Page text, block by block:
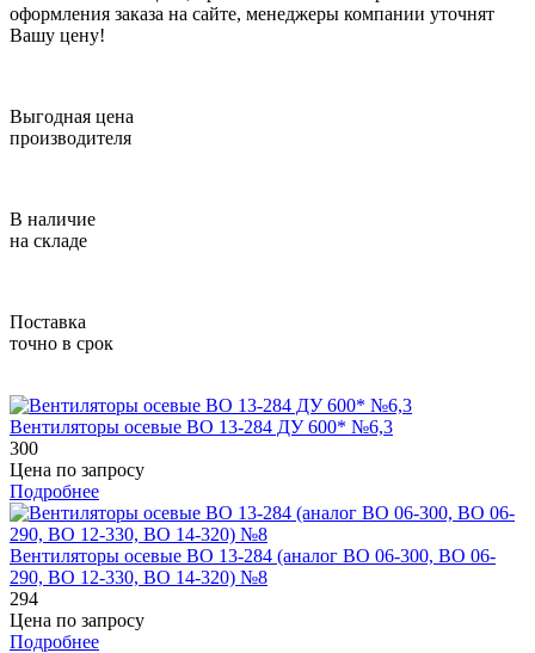
оформления заказа на сайте, менеджеры компании уточнят
Вашу цену!
Выгодная цена
производителя
В наличие
на складе
Поставка
точно в срок
Вентиляторы осевые ВО 13-284 ДУ 600* №6,3
300
Цена по запросу
Подробнее
Вентиляторы осевые ВО 13-284 (аналог ВО 06-300, ВО 06-
290, ВО 12-330, ВО 14-320) №8
294
Цена по запросу
Подробнее